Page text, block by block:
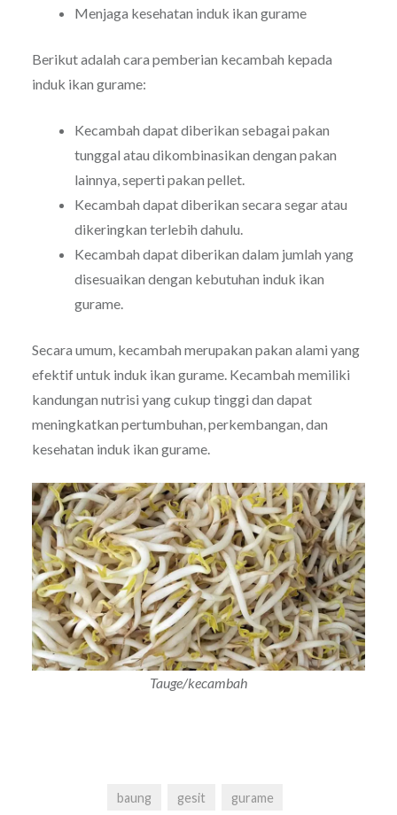
Menjaga kesehatan induk ikan gurame
Berikut adalah cara pemberian kecambah kepada
induk ikan gurame:
Kecambah dapat diberikan sebagai pakan
tunggal atau dikombinasikan dengan pakan
lainnya, seperti pakan pellet.
Kecambah dapat diberikan secara segar atau
dikeringkan terlebih dahulu.
Kecambah dapat diberikan dalam jumlah yang
disesuaikan dengan kebutuhan induk ikan
gurame.
Secara umum, kecambah merupakan pakan alami yang
efektif untuk induk ikan gurame. Kecambah memiliki
kandungan nutrisi yang cukup tinggi dan dapat
meningkatkan pertumbuhan, perkembangan, dan
kesehatan induk ikan gurame.
Tauge/kecambah
baung gesit gurame